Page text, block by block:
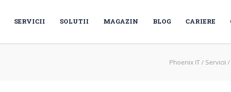
SERVICII SOLUTII MAGAZIN BLOG CARIERE
Phoenix IT/ Servicii /